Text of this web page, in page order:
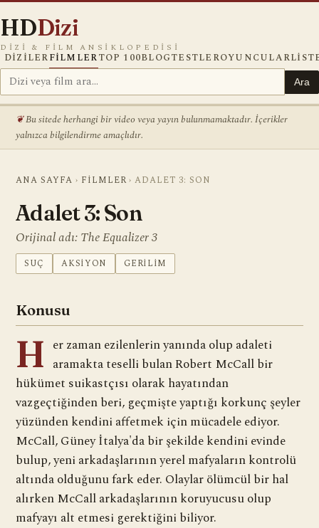
HDDizi
DIZI & FILM ANSIKLOPEDISI
DIZILERFILMLERTOP 100BLOGTESTLEROYUNCULAR
Ara
Bu sitede herhangi bir video veya yayın bulunmamaktadır. İçerikler
yalnızca bilgilendirme amaçlıdır.
ANA SAYFA › FILMLER ›ADALET 3: SON
Adalet 3: Son
Orijinal adı: The Equalizer 3
SUÇ AKSIYON GERILIM
Konusu
H er zaman ezilenlerin yanında olup adaleti
aramakta teselli bulan Robert McCall bir
hükümet suikastçısı olarak hayatından
vazgeçtiğinden beri, geçmişte yaptığı korkunç şeyler
yüzünden kendini affetmek için mücadele ediyor.
McCall, Güney İtalya'da bir şekilde kendini evinde
bulup, yeni arkadaşlarının yerel mafyaların kontrolü
altında olduğunu fark eder. Olaylar ölümcül bir hal
alırken McCall arkadaşlarının koruyucusu olup
mafyayı alt etmesi gerektiğini biliyor.